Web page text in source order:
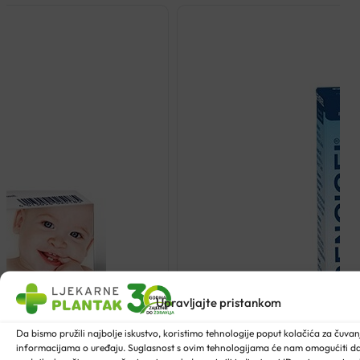
Upravljajte pristankom
Da bismo pružili najbolje iskustvo, koristimo tehnologije poput kolačića za
informacijama o uređaju. Suglasnost s ovim tehnologijama će nam omogućiti